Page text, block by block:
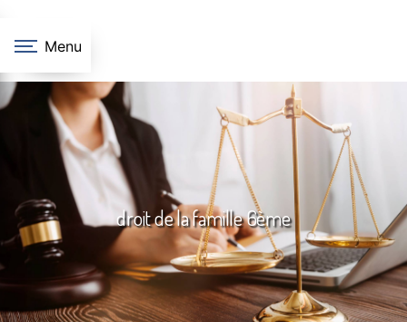
Menu
droit de la famille 6ème